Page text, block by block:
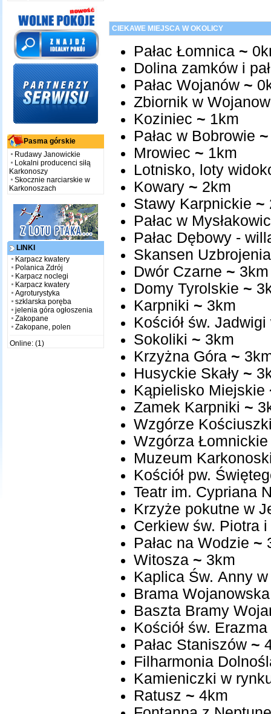
Pasma górskie
Rudawy Janowickie
Lokalni producenci siłą
Karkonoszy
Skocznie narciarskie w
Karkonoszach
LINKI
Karpacz kwatery
Polanica Zdrój
Karpacz noclegi
Karpacz kwatery
Agroturystyka
szklarska poręba
jelenia góra ogłoszenia
Zakopane
Zakopane, polen
Online: (1)
CIEKAWE MIEJSCA W OKOLICY
Pałac Łomnica ~
Dolina zamków i
Pałac Wojanów ~
Zbiornik w
Koziniec ~ 1km
Pałac w Bobrowie ~
Mrowiec ~ 1km
Lotnisko, loty
Kowary ~ 2km
Stawy Karpnickie ~
Pałac w
Pałac Dębowy -
Skansen
Dwór Czarne ~ 3km
Domy Tyrolskie ~
Karpniki ~ 3km
Kościół św.
Sokoliki ~ 3km
Krzyżna Góra ~
Husyckie Skały ~
Kąpielisko Miejskie
Zamek Karpniki ~
Wzgórze
Wzgórza Łomnickie
Muzeum
Kościół pw.
Teatr im. Cypriana
Krzyże pokutne w
Cerkiew św. Piotra i
Pałac na Wodzie ~
Witosza ~ 3km
Kaplica Św. Anny
Brama Wojanowska
Baszta Bramy
Kościół św.
Pałac Staniszów ~
Filharmonia
Kamieniczki w
Ratusz ~ 4km